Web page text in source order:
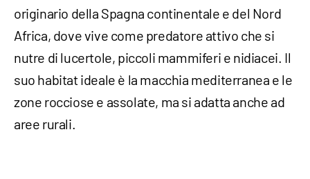
originario della Spagna continentale e del Nord
Africa, dove vive come predatore attivo che si
nutre di lucertole, piccoli mammiferi e nidiacei. Il
suo habitat ideale è la macchia mediterranea e le
zone rocciose e assolate, ma si adatta anche ad
aree rurali.